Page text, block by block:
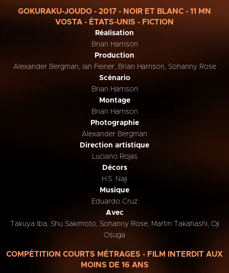
GOKURAKU-JOUDO - 2017 - NOIR ET BLANC - 11 MN
VOSTA - ÉTATS-UNIS - FICTION
Réalisation
Brian Harrison
Production
Alexander Bergman, Ian Feiner, Brian Harrison, Sohanny Rose
Scénario
Brian Harrison
Montage
Brian Harrison
Photographie
Alexander Bergman
Direction artistique
Luciano Rojas
Décors
H.S. Naji
Musique
Eduardo Cruz
Avec
Takuya Iba, Shu Sakimoto, Sohanny Rose, Martin Takahashi, Oji
Osuga
COMPÉTITION COURTS MÉTRAGES - FILM INTERDIT AUX
MOINS DE 16 ANS